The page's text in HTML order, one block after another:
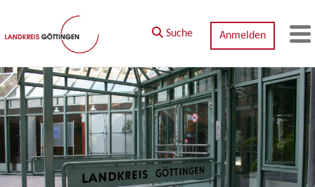
Zum Hauptinhalt springen
Suche Anmelden